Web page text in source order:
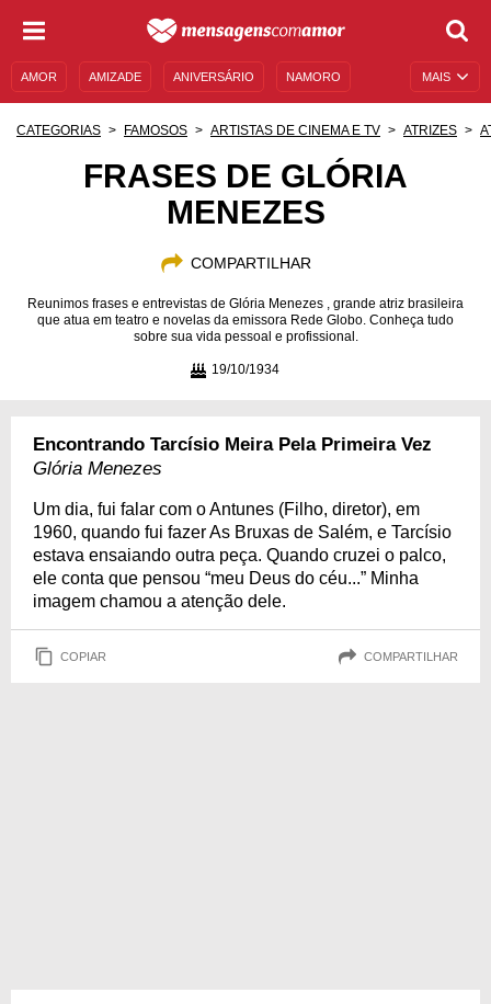
MAIS
AMOR AMIZADE ANIVERSÁRIO NAMORO
DESCULPAS
MENSAGENS DE ANIVERSÁRIO
CATEGORIAS FAMOSOS ARTISTAS DE CINEMA E TV ATRIZES
FRASES DE GLÓRIA
MENEZES
COMPARTILHAR
Reunimos frases e entrevistas de Glória Menezes , grande atriz brasileira
que atua em teatro e novelas da emissora Rede Globo. Conheça tudo
sobre sua vida pessoal e profissional.
19/10/1934
Encontrando Tarcísio Meira Pela Primeira Vez
Glória Menezes
Um dia, fui falar com o Antunes (Filho, diretor), em
1960, quando fui fazer As Bruxas de Salém, e Tarcísio
estava ensaiando outra peça. Quando cruzei o palco,
ele conta que pensou “meu Deus do céu...” Minha
imagem chamou a atenção dele.
COPIAR COMPARTILHAR